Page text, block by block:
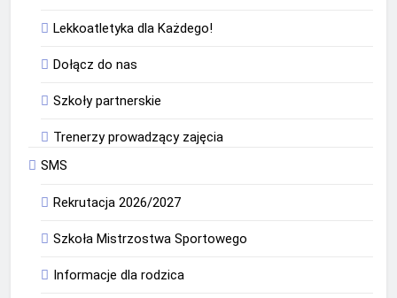
Lekkoatletyka dla Każdego!
Dołącz do nas
Szkoły partnerskie
Trenerzy prowadzący zajęcia
SMS
Rekrutacja 2026/2027
Szkoła Mistrzostwa Sportowego
Informacje dla rodzica